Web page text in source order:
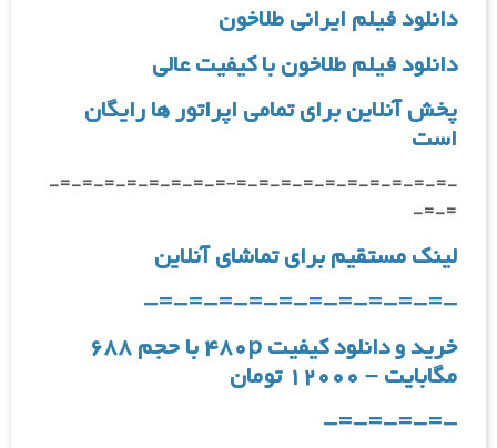
دانلود فیلم ایرانی طلاخون
دانلود فیلم طلاخون با کیفیت عالی
پخش آنلاین برای تمامی اپراتور ها رایگان
است
-=-=-=-=-=-=-=-=-=-=–=-=-=-=-=-=-=-=-
=-=-
لینک مستقیم برای تماشای آنلاین
-=-=-=-=-=-=-=-=-=-=-
خرید و دانلود کیفیت ۴۸۰p با حجم ۶۸۸
مگابایت – ۱۲۰۰۰ تومان
-=-=-=-=-